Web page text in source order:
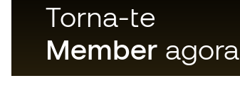
Torna-te
Member agora